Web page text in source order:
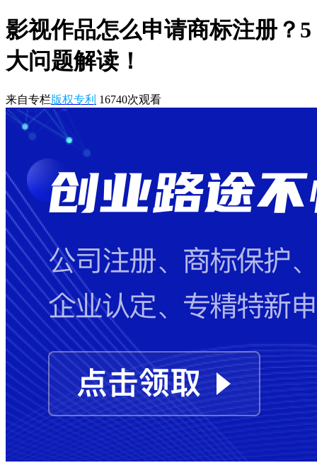
影视作品怎么申请商标注册？5
大问题解读！
来自专栏版权专利 16740次观看